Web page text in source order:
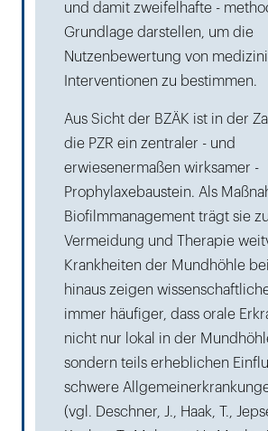
und damit zweifelhafte -
Grundlage darstellen, um die
Nutzenbewertung von
Interventionen zu bestimmen.
Aus Sicht der BZÄK ist in der
die PZR ein zentraler - und
erwiesenermaßen wirksamer -
Prophylaxebaustein. Als
Biofilmmanagement trägt sie
Vermeidung und Therapie
Krankheiten der Mundhöhle
hinaus zeigen
immer häufiger, dass orale
nicht nur lokal in der
sondern teils erheblichen
schwere
(vgl. Deschner, J., Haak, T.,